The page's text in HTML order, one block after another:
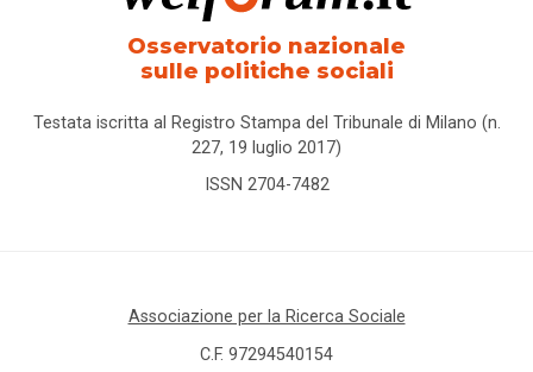
Osservatorio nazionale
sulle politiche sociali
Testata iscritta al Registro Stampa del Tribunale di Milano (n.
227, 19 luglio 2017)
ISSN 2704-7482
Associazione per la Ricerca Sociale
C.F. 97294540154